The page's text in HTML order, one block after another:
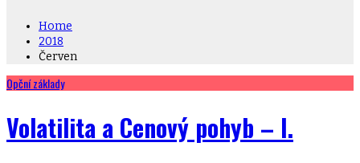
Home
2018
Červen
Opční základy
Volatilita a Cenový pohyb – I.